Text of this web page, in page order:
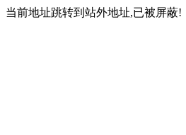
当前地址跳转到站外地址,已被屏蔽!